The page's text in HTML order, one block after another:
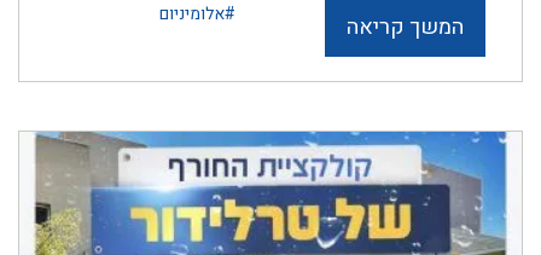
המשך קריאה #אלומיניום